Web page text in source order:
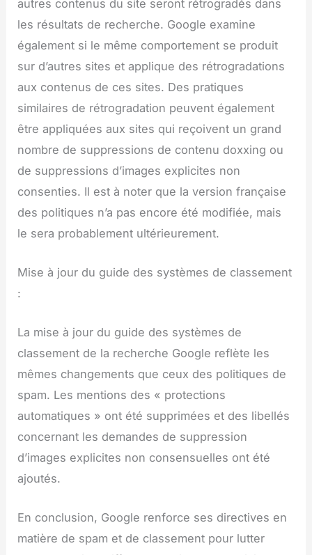
autres contenus du site seront rétrogradés dans
les résultats de recherche. Google examine
également si le même comportement se produit
sur d’autres sites et applique des rétrogradations
aux contenus de ces sites. Des pratiques
similaires de rétrogradation peuvent également
être appliquées aux sites qui reçoivent un grand
nombre de suppressions de contenu doxxing ou
de suppressions d’images explicites non
consenties. Il est à noter que la version française
des politiques n’a pas encore été modifiée, mais
le sera probablement ultérieurement.
Mise à jour du guide des systèmes de classement
:
La mise à jour du guide des systèmes de
classement de la recherche Google reflète les
mêmes changements que ceux des politiques de
spam. Les mentions des « protections
automatiques » ont été supprimées et des libellés
concernant les demandes de suppression
d’images explicites non consensuelles ont été
ajoutés.
En conclusion, Google renforce ses directives en
matière de spam et de classement pour lutter